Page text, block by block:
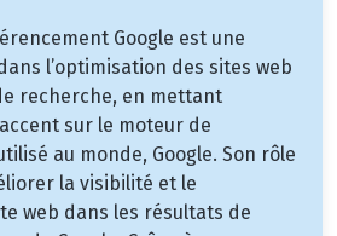
Google est une
l’optimisation des sites web
recherche, en mettant
sur le moteur de
au monde, Google. Son rôle
la visibilité et le
web dans les résultats de